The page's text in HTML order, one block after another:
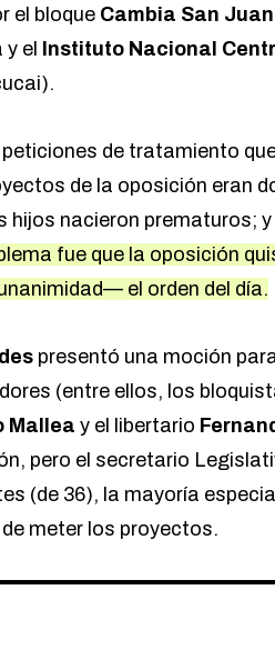
el bloque Cambia San Juan
el
Instituto Nacional
de tratamiento
de la oposición eran
hijos nacieron prematuros;
fue que la oposición
el orden del día.
presentó una moción
(entre ellos, los
Mallea y el libertario
pero el secretario
(de 36), la mayoría
meter los proyectos.